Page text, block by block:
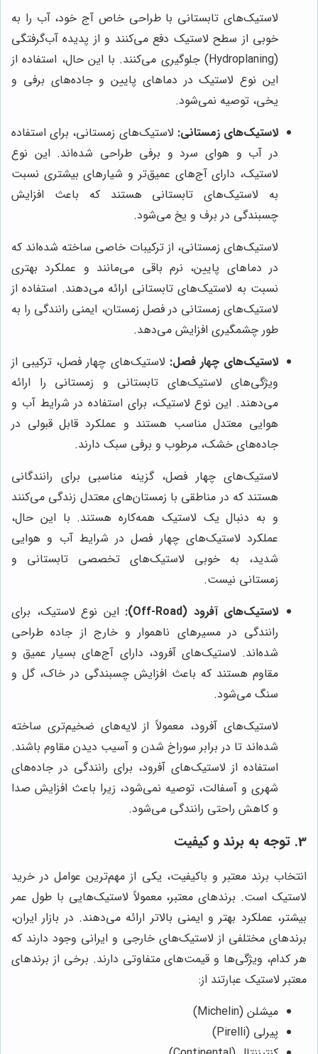
لاستیک‌های تابستانی با طراحی خاص آج خود، آب را به
خوبی از سطح لاستیک دفع می‌کنند و از پدیده آب‌گرفتگی
(Hydroplaning) جلوگیری می‌کنند. با این حال، استفاده از
این نوع لاستیک در دماهای پایین و جاده‌های برفی و
یخی، توصیه نمی‌شود.
لاستیک‌های زمستانی: لاستیک‌های زمستانی، برای استفاده
در آب و هوای سرد و برفی طراحی شده‌اند. این نوع
لاستیک، دارای آج‌های عمیق‌تر و شیارهای بیشتری نسبت
به لاستیک‌های تابستانی هستند که باعث افزایش
چسبندگی در برف و یخ می‌شود.
لاستیک‌های زمستانی، از ترکیبات خاصی ساخته شده‌اند که
در دماهای پایین، نرم باقی می‌مانند و عملکرد بهتری
نسبت به لاستیک‌های تابستانی ارائه می‌دهند. استفاده از
لاستیک‌های زمستانی در فصل زمستان، ایمنی رانندگی را به
طور چشمگیری افزایش می‌دهد.
لاستیک‌های چهار فصل: لاستیک‌های چهار فصل، ترکیبی از
ویژگی‌های لاستیک‌های تابستانی و زمستانی را ارائه
می‌دهند. این نوع لاستیک، برای استفاده در شرایط آب و
هوایی معتدل مناسب هستند و عملکرد قابل قبولی در
جاده‌های خشک، مرطوب و برفی سبک دارند.
لاستیک‌های چهار فصل، گزینه مناسبی برای رانندگانی
هستند که در مناطقی با زمستان‌های معتدل زندگی می‌کنند
و به دنبال یک لاستیک همه‌کاره هستند. با این حال،
عملکرد لاستیک‌های چهار فصل در شرایط آب و هوایی
شدید، به خوبی لاستیک‌های تخصصی تابستانی و
زمستانی نیست.
لاستیک‌های آفرود (Off-Road):
این نوع لاستیک، برای
رانندگی در مسیرهای ناهموار و خارج از جاده طراحی
شده‌اند. لاستیک‌های آفرود، دارای آج‌های بسیار عمیق و
مقاوم هستند که باعث افزایش چسبندگی در خاک، گل و
سنگ می‌شود.
لاستیک‌های آفرود، معمولاً از لایه‌های ضخیم‌تری ساخته
شده‌اند تا در برابر سوراخ شدن و آسیب دیدن مقاوم باشند.
استفاده از لاستیک‌های آفرود، برای رانندگی در جاده‌های
شهری و آسفالت، توصیه نمی‌شود، زیرا باعث افزایش صدا
و کاهش راحتی رانندگی می‌شود.
3. توجه به برند و کیفیت
انتخاب برند معتبر و باکیفیت، یکی از مهم‌ترین عوامل در خرید
لاستیک است. برندهای معتبر، معمولاً لاستیک‌هایی با طول عمر
بیشتر، عملکرد بهتر و ایمنی بالاتر ارائه می‌دهند. در بازار ایران،
برندهای مختلفی از لاستیک‌های خارجی و ایرانی وجود دارند که
هر کدام، ویژگی‌ها و قیمت‌های متفاوتی دارند. برخی از برندهای
معتبر لاستیک عبارتند از:
میشلن (Michelin)
پیرلی (Pirelli)